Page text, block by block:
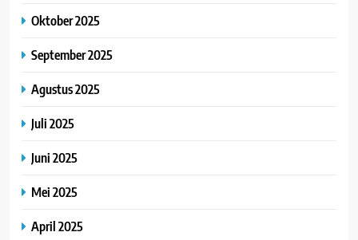
Oktober 2025
September 2025
Agustus 2025
Juli 2025
Juni 2025
Mei 2025
April 2025